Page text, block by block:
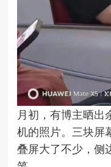
月初，有博主晒出
机的照片。三块屏
叠屏大了不少，侧